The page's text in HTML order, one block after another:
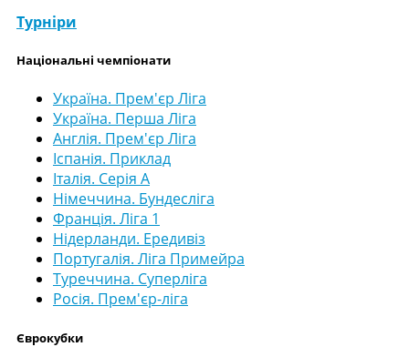
Турніри
Національні чемпіонати
Україна. Прем'єр Ліга
Україна. Перша Ліга
Англія. Прем'єр Ліга
Іспанія. Приклад
Італія. Серія А
Німеччина. Бундесліга
Франція. Ліга 1
Нідерланди. Ередивіз
Португалія. Ліга Примейра
Туреччина. Суперліга
Росія. Прем'єр-ліга
Єврокубки